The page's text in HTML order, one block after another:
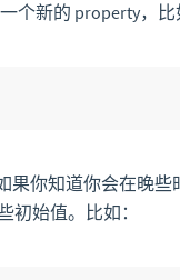
个新的 property，比
果你知道你会在晚些
始值。比如：